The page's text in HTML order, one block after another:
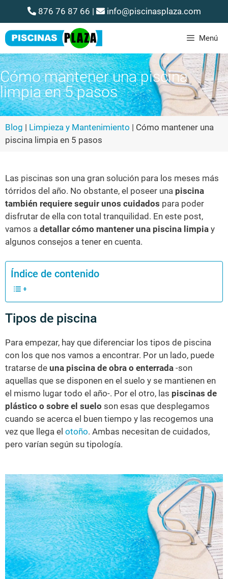
876 76 87 66 | info@piscinasplaza.com
Menú
Cómo mantener una piscina
limpia en 5 pasos
Blog | Limpieza y Mantenimiento | Cómo mantener una
piscina limpia en 5 pasos
Las piscinas son una gran solución para los meses más
tórridos del año. No obstante, el poseer una piscina
también requiere seguir unos cuidados para poder
disfrutar de ella con total tranquilidad. En este post,
vamos a detallar cómo mantener una piscina limpia y
algunos consejos a tener en cuenta.
Índice de contenido
Tipos de piscina
Para empezar, hay que diferenciar los tipos de piscina
con los que nos vamos a encontrar. Por un lado, puede
tratarse de una piscina de obra o enterrada -son
aquellas que se disponen en el suelo y se mantienen en
el mismo lugar todo el año-. Por el otro, las piscinas de
plástico o sobre el suelo son esas que desplegamos
cuando se acerca el buen tiempo y las recogemos una
vez que llega el otoño. Ambas necesitan de cuidados,
pero varían según su tipología.